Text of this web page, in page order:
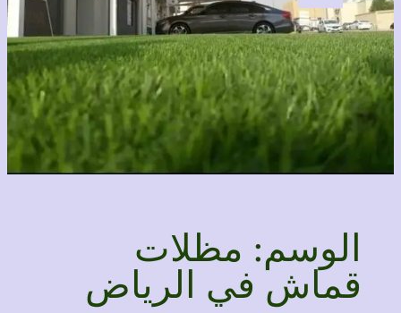
الوسم: مظلات
قماش في الرياض